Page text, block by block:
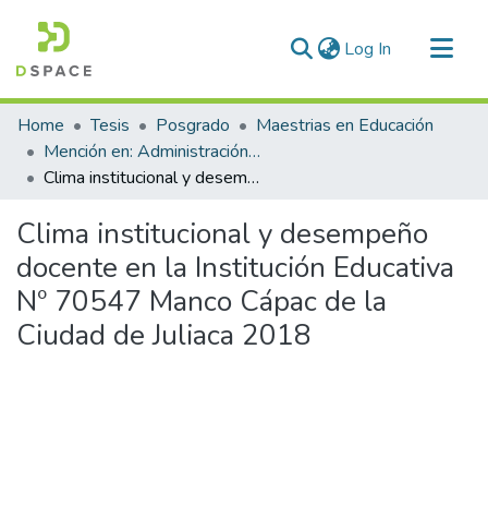
Log In (current)
Communities & Collections
All of DSpace
Statistics
Home Tesis Posgrado
Maestrias en Educación
Mención en: Administración y Gerencia Educativa
Clima institucional y desempeño docente en la Institución Educativa Nº 70547 Manco Cápac de la Ciudad de Juliaca 2018
Clima institucional y desempeño
docente en la Institución Educativa
Nº 70547 Manco Cápac de la
Ciudad de Juliaca 2018